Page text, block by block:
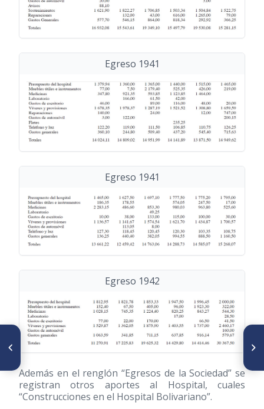
Egreso 1941
Egreso 1941
Egreso 1942
Además en el renglón “Egresos de la Sociedad” se
registran otros aportes al Hospital, cuales
“Construcciones en el Hospital Bolivariano”.
ARTÍCULO ANTERIOR SIGUIENTE ARTÍCULO
Craneología indígena de
La pica, estado Aragua,
Venezuela